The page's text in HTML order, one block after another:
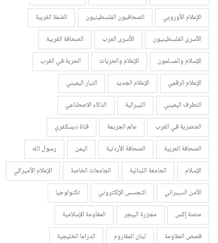
الإعلام الأوروبي
الصحافيون الفلسطينيون
الضفة الغربية
الأسرى الفلسطينيون
الأسرى العرب
الصحافة الغربية
الإسلام والمسلمون
الإعلام والحريات
الحرية في الغرب
الإعلام الرقمي
الإعلام الجديد
التيار اليميني
التطرف اليميني
الليبرالية
الذكاء الاصطناعي
العنصرية في الغرب
عالم الجريمة
قناة ديسكفري
الصحافة العربية
الصحافة الأردنية اليمن
رسول الله
الإسلام
الجامعة اللبنانية الجامعات الخاصة
الإعلام الأميركي
الأمن السيبراني
التجسس الإلكتروني
تكنولوجيا
منصة إكس
مجزرة البيجر
المقاومة الإسلامية
قصص المقاومة
لبنان المقاروم
الدراما الخليجية